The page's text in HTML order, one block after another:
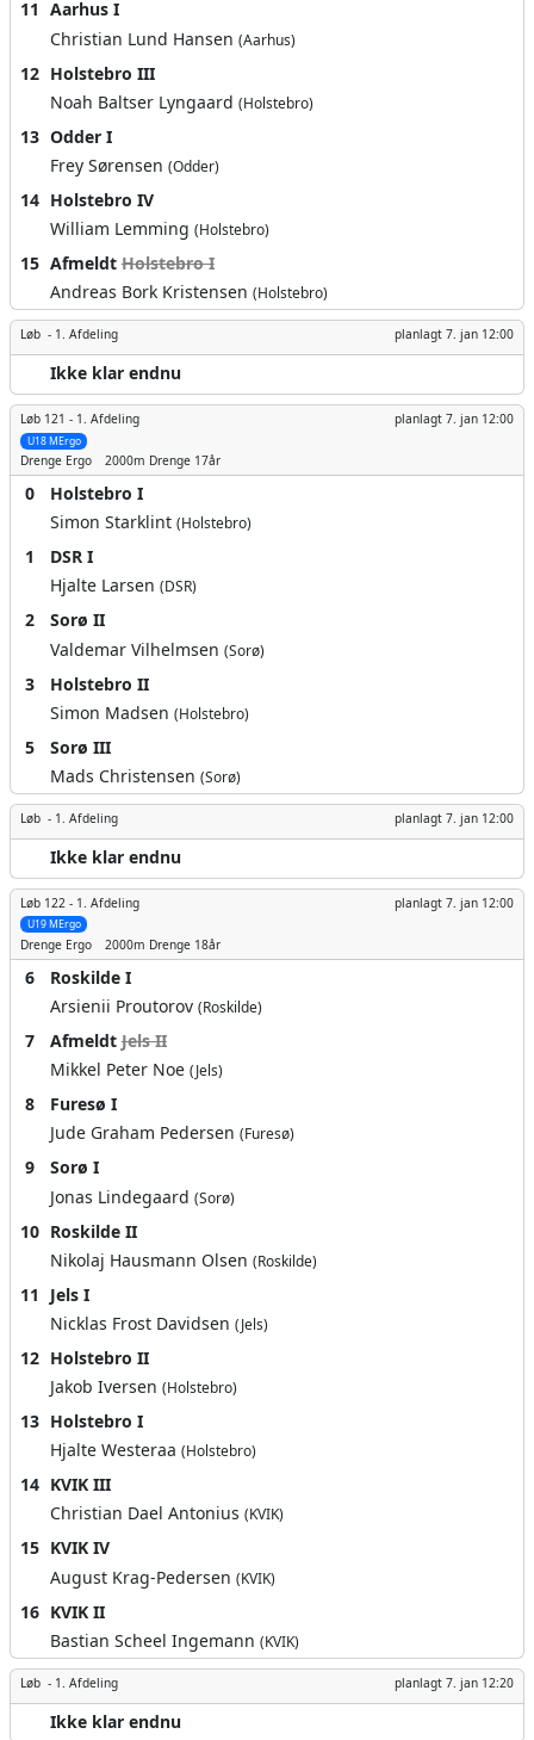
11 Aarhus I
Christian Lund Hansen (Aarhus)
12 Holstebro III
Noah Baltser Lyngaard (Holstebro)
13 Odder I
Frey Sørensen (Odder)
14 Holstebro IV
William Lemming (Holstebro)
15 AfmeldtHolstebro I
Andreas Bork Kristensen (Holstebro)
Løb - 1. Afdeling planlagt 7. jan 12:00
Ikke klar endnu
Løb 121 - 1. Afdeling planlagt 7. jan 12:00
U18 MErgo
Drenge Ergo 2000m Drenge 17år
0
Holstebro I
Simon Starklint (Holstebro)
1
DSR I
Hjalte Larsen (DSR)
2
Sorø II
Valdemar Vilhelmsen (Sorø)
3
Holstebro II
Simon Madsen (Holstebro)
5
Sorø III
Mads Christensen (Sorø)
Løb - 1. Afdeling planlagt 7. jan 12:00
Ikke klar endnu
Løb 122 - 1. Afdeling planlagt 7. jan 12:00
U19 MErgo
Drenge Ergo 2000m Drenge 18år
6
Roskilde I
Arsienii Proutorov (Roskilde)
7 AfmeldtJels II
Mikkel Peter Noe (Jels)
8
Furesø I
Jude Graham Pedersen (Furesø)
9
Sorø I
Jonas Lindegaard (Sorø)
10 Roskilde II
Nikolaj Hausmann Olsen (Roskilde)
11
Jels I
Nicklas Frost Davidsen (Jels)
12 Holstebro II
Jakob Iversen (Holstebro)
13 Holstebro I
Hjalte Westeraa (Holstebro)
14 KVIK III
Christian Dael Antonius (KVIK)
15 KVIK IV
August Krag-Pedersen (KVIK)
16 KVIK II
Bastian Scheel Ingemann (KVIK)
Løb - 1. Afdeling planlagt 7. jan 12:20
Ikke klar endnu